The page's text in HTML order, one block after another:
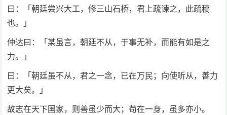
曰：「朝廷尝兴大工，修三山石桥，君上疏谏之，此疏稿
也。」
仲达曰：「某虽言，朝廷不从，于事无补，而能有如是之
力。」
曰：「朝廷虽不从，君之一念，已在万民；向使听从，善力
更大矣。」
故志在天下国家，则善虽少而大；苟在一身，虽多亦小。